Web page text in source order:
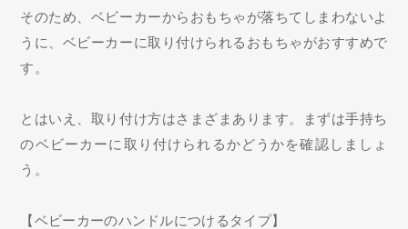
そのため、ベビーカーからおもちゃが落ちてしまわないよ
うに、ベビーカーに取り付けられるおもちゃがおすすめで
す。
とはいえ、取り付け方はさまざまあります。まずは手持ち
のベビーカーに取り付けられるかどうかを確認しましょ
う。
【ベビーカーのハンドルにつけるタイプ】